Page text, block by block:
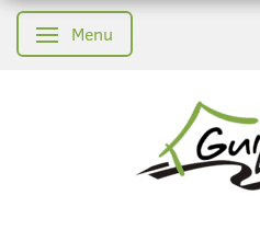
Skifte navigation
Menu